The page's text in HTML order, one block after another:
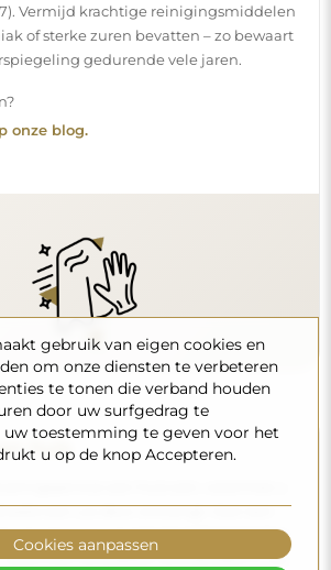
Vermijd krachtige reinigingsmiddelen
of sterke zuren bevatten – zo bewaart
gedurende vele jaren.
onze blog.
huis
aan uw deur ontvangt. Voor een
bieden wij ookeen leveringsservice
het pakket rechtstreeks in uw
gebruik van eigen cookies en
om onze diensten te verbeteren
te tonen die verband houden
door uw surfgedrag te
uw toestemming te geven voor het
u op de knop Accepteren.
Cookies aanpassen